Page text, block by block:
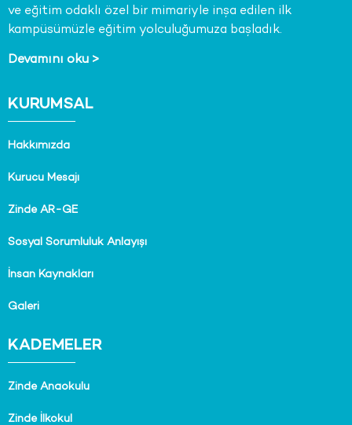
ve eğitim odaklı özel bir mimariyle inşa edilen ilk
kampüsümüzle eğitim yolculuğumuza başladık.
Devamını oku >
KURUMSAL
Hakkımızda
Kurucu Mesajı
Zinde AR-GE
Sosyal Sorumluluk Anlayışı
İnsan Kaynakları
Galeri
KADEMELER
Zinde Anaokulu
Zinde İlkokul